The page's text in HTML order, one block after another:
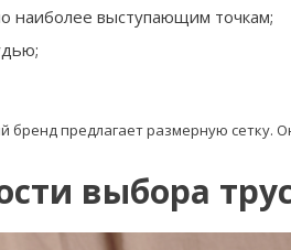
наиболее выступающим точкам;
предлагает размерную сетку.
выбора